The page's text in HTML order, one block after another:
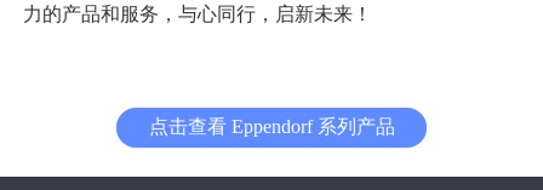
力的产品和服务，与心同行，启新未来！
点击查看 Eppendorf 系列产品